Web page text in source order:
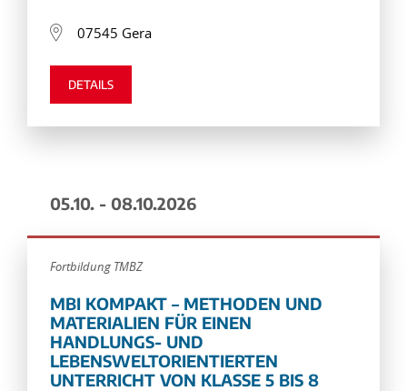
07545 Gera
DETAILS
05.10. - 08.10.2026
Fortbildung TMBZ
MBI KOMPAKT – METHODEN UND
MATERIALIEN FÜR EINEN
HANDLUNGS- UND
LEBENSWELTORIENTIERTEN
UNTERRICHT VON KLASSE 5 BIS 8